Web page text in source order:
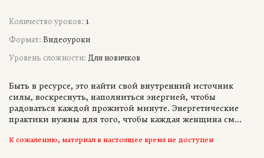
Количество уроков: 1
Формат: Видеоуроки
Уровень сложности: Для новичков
Быть в ресурсе, это найти свой внутренний источник
силы, воскреснуть, наполниться энергией, чтобы
радоваться каждой прожитой минуте. Энергетические
практики нужны для того, чтобы каждая женщина см...
К сожалению, материал в настоящее время не доступен